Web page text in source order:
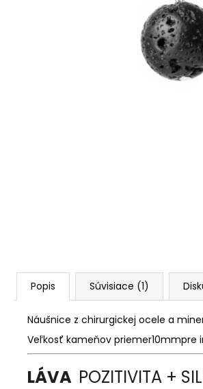
Popis Súvisiace (1)
Náušnice z chirurgickej ocele a
Veľkosť kameňov priemer10mmpre
LÁVA POZITIVITA +
€119